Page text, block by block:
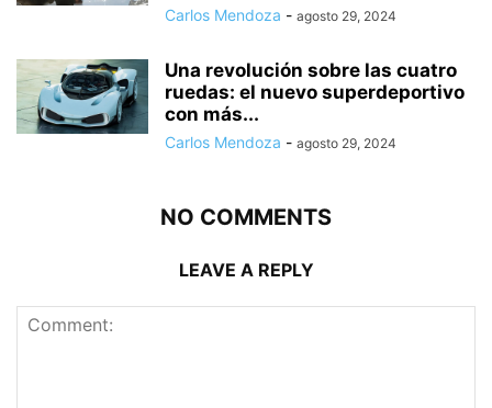
Carlos Mendoza - agosto 29, 2024
Una revolución sobre las cuatro
ruedas: el nuevo superdeportivo
con más...
Carlos Mendoza - agosto 29, 2024
NO COMMENTS
LEAVE A REPLY